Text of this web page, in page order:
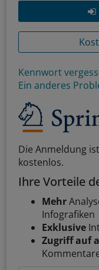
Kennwort
Ein anderes
Die Anmeldung
kostenlos.
Ihre Vorteile
Mehr
Infografiken
Exklusive
Zugriff auf